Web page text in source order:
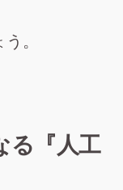
。
る『人工